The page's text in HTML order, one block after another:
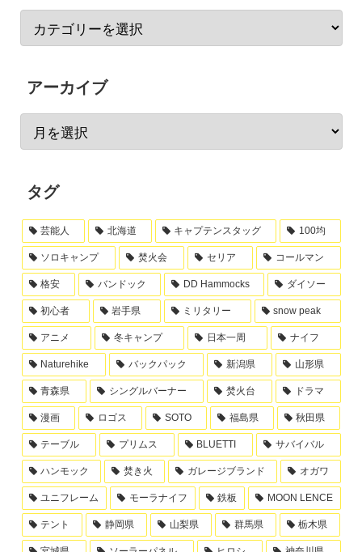
アーカイブ
タグ
芸能人 北海道 キャプテンスタッグ 100均
ソロキャンプ 焚火会 セリア コールマン
格安 バンドック DD Hammocks ダイソー
初心者 岩手県 ミリタリー snow peak
アニメ 冬キャンプ 日本一周 ナイフ
Naturehike バックパック 新潟県 山形県
青森県 シングルバーナー 焚火台 ドラマ
漫画 ロゴス SOTO 福島県 秋田県
テーブル プリムス BLUETTI サバイバル
ハンモック 焚き火 ガレージブランド オガワ
ユニフレーム モーラナイフ 鉄板 MOON LENCE
テント 静岡県 山梨県 群馬県 栃木県